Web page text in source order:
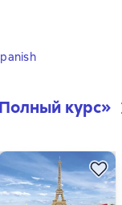
курс»